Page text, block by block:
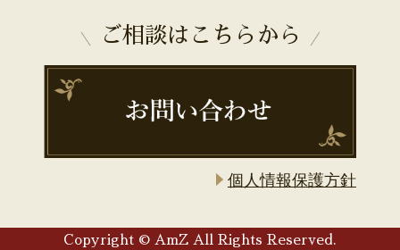
ご相談はこちらから
個人情報保護方針
Copyright © AmZ All Rights Reserved.